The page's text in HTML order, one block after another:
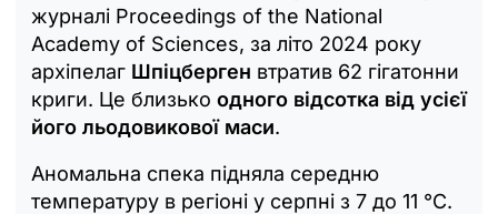
журналі Proceedings of the National
Academy of Sciences, за літо 2024 року
архіпелаг Шпіцберген втратив 62 гігатонни
криги. Це близько одного відсотка від усієї
його льодовикової маси.
Аномальна спека підняла середню
температуру в регіоні у серпні з 7 до 11 °C.